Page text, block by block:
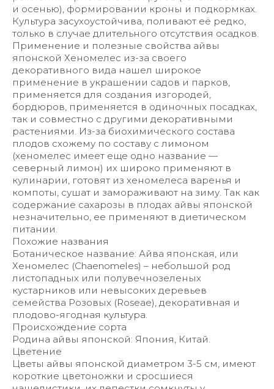
и осенью), формировании кроны и подкормках.
Культура засухоустойчива, поливают её редко,
только в случае длительного отсутствия осадков.
Применение и полезные свойства айвы
японской Хеномелес из-за своего
декоративного вида нашел широкое
применение в украшении садов и парков,
применяется для создания изгородей,
бордюров, применяется в одиночных посадках,
так и совместно с другими декоративными
растениями. Из-за биохимического состава
плодов схожему по составу с лимоном
(хеномелес имеет еще одно название —
северный лимон) их широко применяют в
кулинарии, готовят из хеномелеса варенья и
компоты, сушат и замораживают на зиму. Так как
содержание сахарозы в плодах айвы японской
незначительно, ее применяют в диетическом
питании.
Похожие названия
Ботаническое название: Айва японская, или
Хеномелес (Chaenomeles) – небольшой род
листопадных или полувечнозеленых
кустарников или невысоких деревьев
семейства Розовых (Roseae), декоративная и
плодово-ягодная культура.
Происхождение сорта
Родина айвы японской: Япония, Китай.
Цветение
Цветы айвы японской диаметром 3-5 см, имеют
короткие цветоножки и сросшиеся